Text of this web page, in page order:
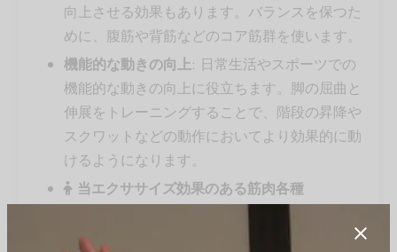
向上させる効果もあります。バランスを保つた
めに、腹筋や背筋などのコア筋群を使います。
機能的な動きの向上: 日常生活やスポーツでの
機能的な動きの向上に役立ちます。脚の屈曲と
伸展をトレーニングすることで、階段の昇降や
スクワットなどの動作においてより効果的に動
けるようになります。
当エクササイズ効果のある筋肉各種